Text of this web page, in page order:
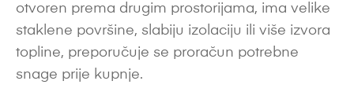
otvoren prema drugim prostorijama, ima velike
staklene površine, slabiju izolaciju ili više izvora
topline, preporučuje se proračun potrebne
snage prije kupnje.